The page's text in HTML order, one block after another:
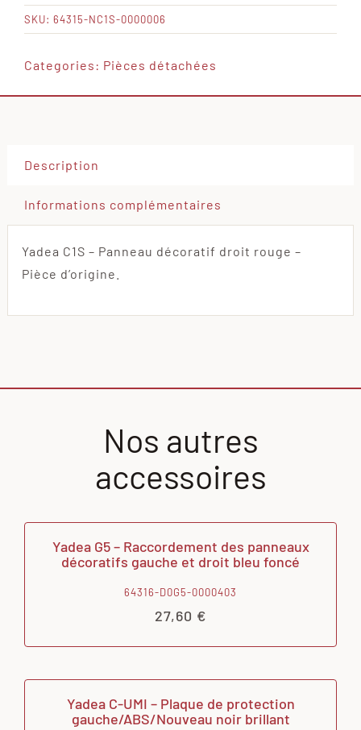
Panneau
décoratif
SKU: 64315-NC1S-0000006
Categories: Pièces détachées
Description
Informations complémentaires
Yadea C1S – Panneau décoratif droit rouge –
Pièce d’origine.
Nos autres
accessoires
Yadea G5 – Raccordement des panneaux
décoratifs gauche et droit bleu foncé
64316-D0G5-0000403
27,60 €
Yadea C-UMI – Plaque de protection
gauche/ABS/Nouveau noir brillant